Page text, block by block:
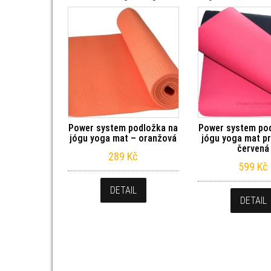
Power system podložka na
jógu yoga mat – oranžová
289 Kč
DETAIL
Power system
jógu yoga mat
červená
599 Kč
DETAIL